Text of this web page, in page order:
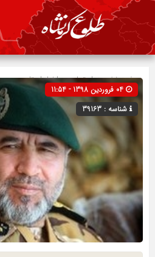
صفحه نخستاجتماعی»اخبار استان
شناسه : 39163